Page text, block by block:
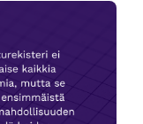
hoidon